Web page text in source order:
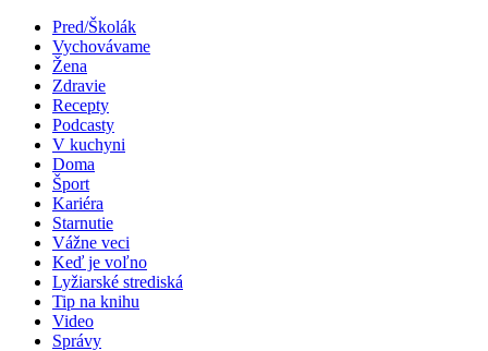
Pred/Školák
Vychovávame
Žena
Zdravie
Recepty
Podcasty
V kuchyni
Doma
Šport
Kariéra
Starnutie
Vážne veci
Keď je voľno
Lyžiarské strediská
Tip na knihu
Video
Správy